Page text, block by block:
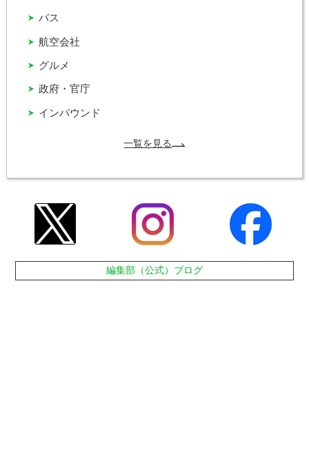
インバウンド
グルメ
バス
政府・官庁
航空会社
一覧を見る
編集部（公式）ブログ